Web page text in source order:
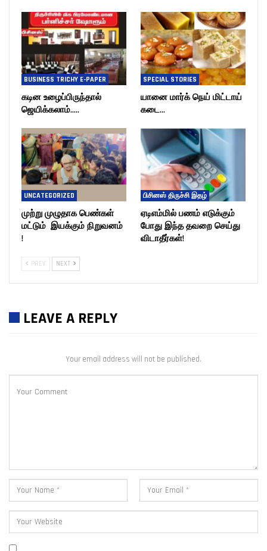
BUSINESS TRICHY E-PAPER
கடின உழைப்பிருந்தால்
ஜெயிக்கலாம்…..
SPECIAL STORIES
யானை மார்க் நெய் மிட்டாய்
கடை…
UNCATEGORIZED
முற்று முழுதாக பெண்கள்
மட்டும் இயக்கும் நிறுவனம்
!
பிசினஸ் திருச்சி இதழ்
ஏடிஎம்மில் பணம் எடுக்கும்
போது இந்த தவறை செய்து
விடாதீர்கள்!
PREV NEXT
LEAVE A REPLY
Your email address will not be published.